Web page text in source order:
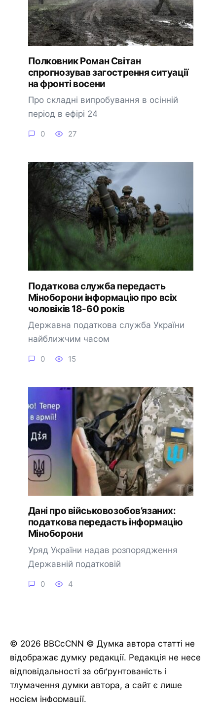
Полковник Роман Світан
спрогнозував загострення ситуації
на фронті восени
Про складні випробування в осінній
період в ефірі 24
0 27
Податкова служба передасть
Міноборони інформацію про всіх
чоловіків 18-60 років
Державна податкова служба України
найближчим часом
0 15
Дані про військовозобов’язаних:
податкова передасть інформацію
Міноборони
Уряд України надав розпорядження
Державній податковій
0 4
© 2026 BBCcCNN © Думка автора статті не
відображає думку редакції. Редакція не несе
відповідальності за обґрунтованість і
тлумачення думки автора, а сайт є лише
носієм інформації.